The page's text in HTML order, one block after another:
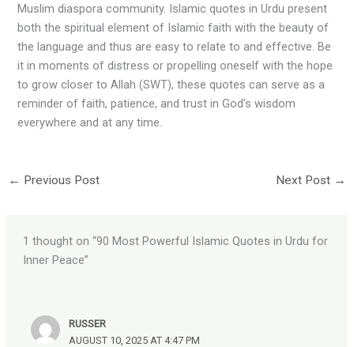
Muslim diaspora community. Islamic quotes in Urdu present
both the spiritual element of Islamic faith with the beauty of
the language and thus are easy to relate to and effective. Be
it in moments of distress or propelling oneself with the hope
to grow closer to Allah (SWT), these quotes can serve as a
reminder of faith, patience, and trust in God’s wisdom
everywhere and at any time.
← Previous Post Next Post →
1 thought on “90 Most Powerful Islamic Quotes in Urdu for
Inner Peace”
RUSSER
AUGUST 10, 2025 AT 4:47 PM